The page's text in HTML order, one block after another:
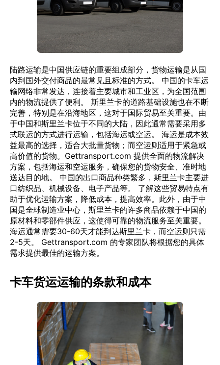
陆路运输是中国供应链的重要组成部分，货物运输是从国
内到国外交付商品的最常见且标准的方式。 中国的卡车运
输网络非常发达，连接着主要城市和工业区，为全国范围
内的物流提供了便利。 斯里兰卡的道路基础设施也在不断
完善，特别是在沿海地区，这对于国际贸易至关重要。由
于中国和斯里兰卡位于不同的大陆，因此通常需要采用多
式联运的方式进行运输，包括海运或空运。 海运是成本效
益最高的选择，适合大批量货物；而空运则适用于紧急或
高价值的货物。Gettransport.com 提供全面的物流解决
方案，包括海运和空运服务，确保您的货物安全、准时地
送达目的地。 中国的出口商品种类繁多，斯里兰卡主要进
口纺织品、机械设备、电子产品等。 了解这些贸易特点有
助于优化运输方案，降低成本，提高效率。此外，由于中
国是全球制造业中心，斯里兰卡的许多商品依赖于中国的
原材料和零部件供应，这使得可靠的物流服务至关重要。
海运通常需要30-60天才能到达斯里兰卡，而空运则只需
2-5天。 Gettransport.com 的专家团队将根据您的具体
需求提供最佳的运输方案。
卡车货运运输的条款和成本